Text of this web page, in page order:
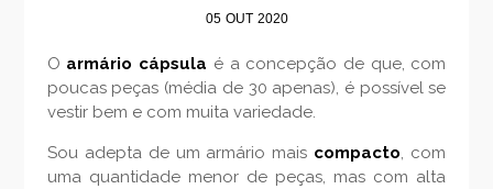
05 OUT 2020
O armário cápsula é a concepção de que, com
poucas peças (média de 30 apenas), é possível se
vestir bem e com muita variedade.
Sou adepta de um armário mais compacto, com
uma quantidade menor de peças, mas com alta